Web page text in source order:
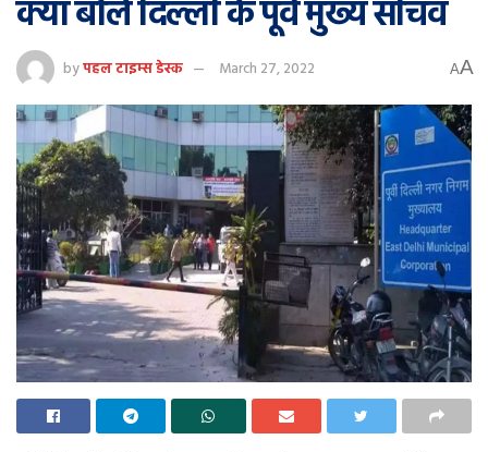
क्या बोले दिल्ली के पूर्व मुख्य सचिव
byपहल टाइम्स डेस्क March 27, 2022 AA